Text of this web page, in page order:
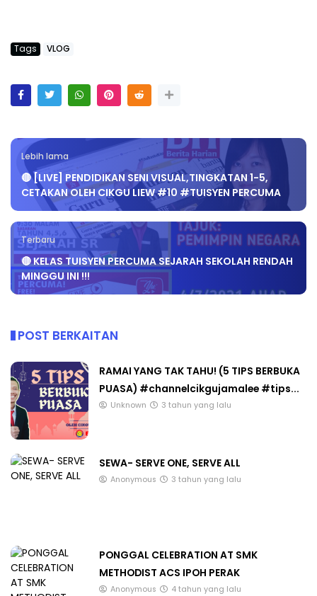
Tags VLOG
Lebih lama
🔴 [LIVE] PENDIDIKAN SENI VISUAL,TINGKATAN 1-5,
CETAKAN OLEH CIKGU LIEW #10 #TUISYEN PERCUMA
Terbaru
🔴 KELAS TUISYEN PERCUMA SEJARAH SEKOLAH RENDAH
MINGGU INI !!!
POST BERKAITAN
RAMAI YANG TAK TAHU! (5 TIPS BERBUKA
PUASA) #channelcikgujamalee #tips...
Unknown 3 tahun yang lalu
SEWA- SERVE ONE, SERVE ALL
Anonymous 3 tahun yang lalu
PONGGAL CELEBRATION AT SMK
METHODIST ACS IPOH PERAK
Anonymous 4 tahun yang lalu